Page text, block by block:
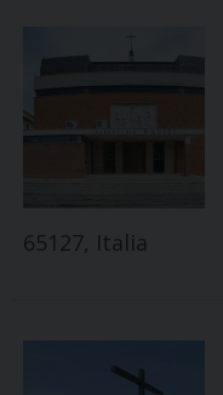
65127, Italia